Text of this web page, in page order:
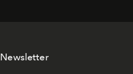
Newsletter